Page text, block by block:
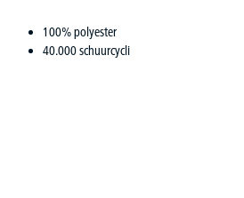
100% polyester
40.000 schuurcycli